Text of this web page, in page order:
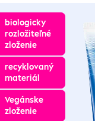
biologicky
rozložiteľné
zloženie
recyklovaný
materiál
Vegánske
zloženie
biologicky
rozložiteľné
zloženie
recyklovaný
materiál
Vegánske
zloženie